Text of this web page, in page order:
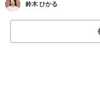
鈴木 ひかる